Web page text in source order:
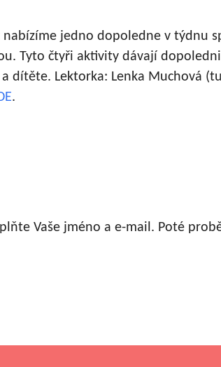
jedno dopoledne v týdnu
Tyto čtyři aktivity dávají
dítěte. Lektorka: Lenka Muchová
.
Vaše jméno a e-mail. Poté